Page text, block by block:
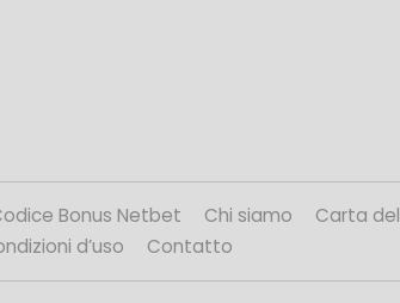
Bonus Netbet Chi siamo
Carta
d’uso Contatto